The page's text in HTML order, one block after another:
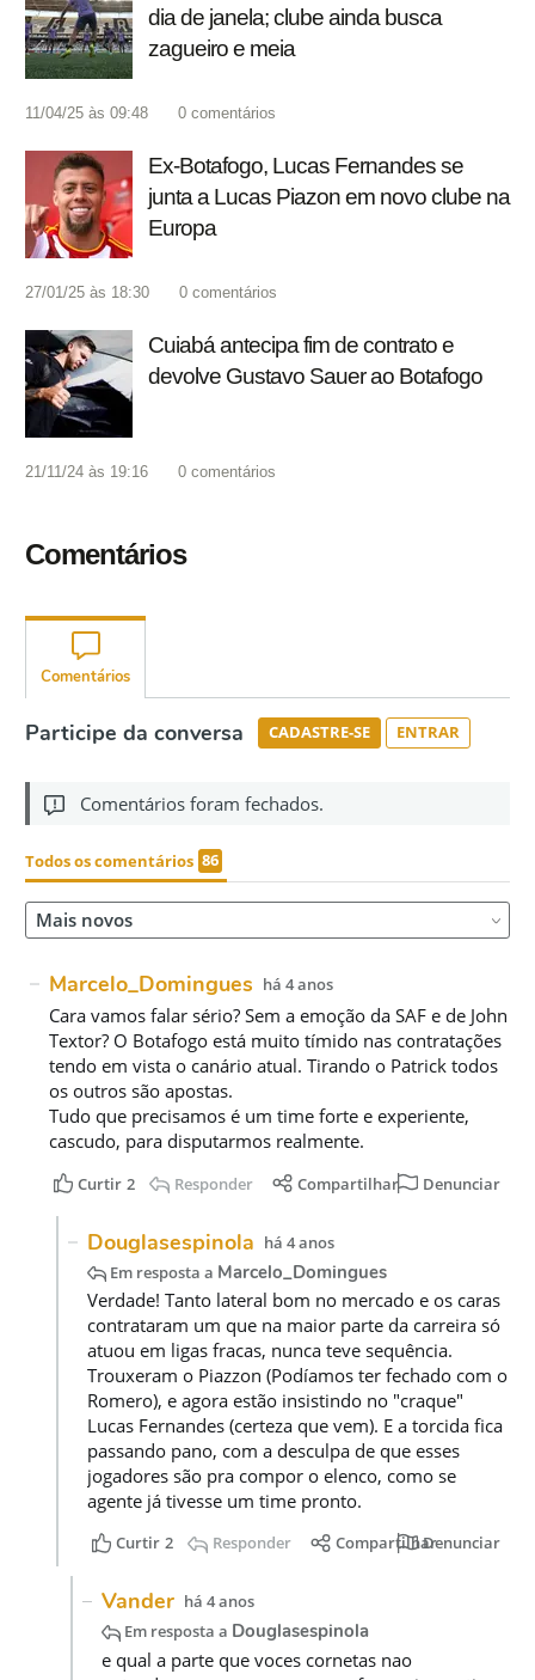
dia de janela; clube ainda busca
zagueiro e meia
11/04/25 às 09:48 0 comentários
Ex-Botafogo, Lucas Fernandes se
junta a Lucas Piazon em novo clube na
Europa
27/01/25 às 18:30 0 comentários
Cuiabá antecipa fim de contrato e
devolve Gustavo Sauer ao Botafogo
21/11/24 às 19:16 0 comentários
Comentários